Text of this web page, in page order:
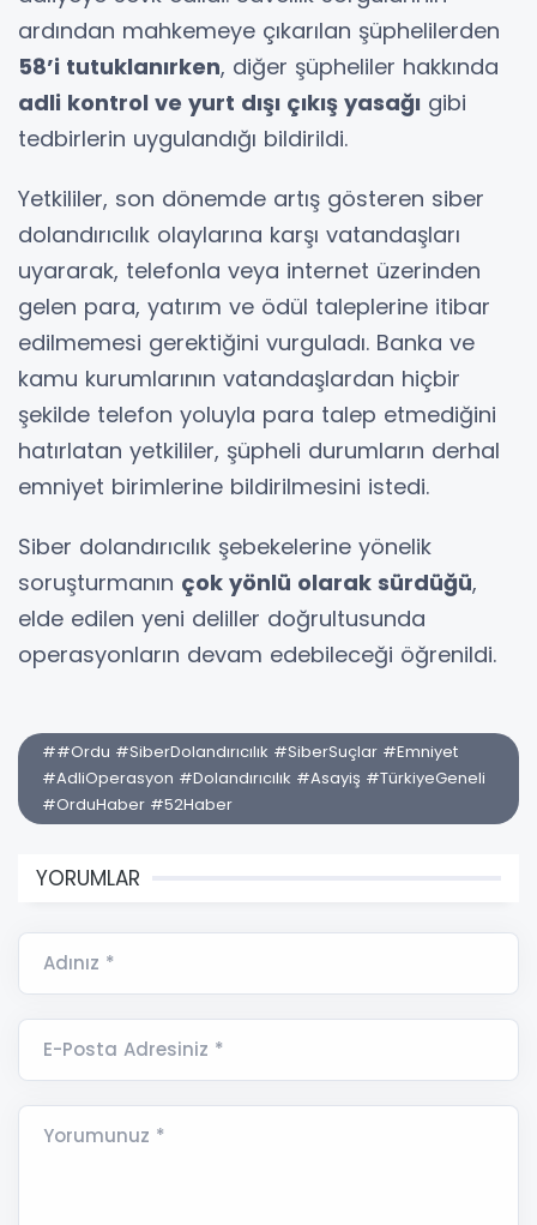
ardından mahkemeye çıkarılan şüphelilerden
58’i tutuklanırken, diğer şüpheliler hakkında
adli kontrol ve yurt dışı çıkış yasağı gibi
tedbirlerin uygulandığı bildirildi.
Yetkililer, son dönemde artış gösteren siber
dolandırıcılık olaylarına karşı vatandaşları
uyararak, telefonla veya internet üzerinden
gelen para, yatırım ve ödül taleplerine itibar
edilmemesi gerektiğini vurguladı. Banka ve
kamu kurumlarının vatandaşlardan hiçbir
şekilde telefon yoluyla para talep etmediğini
hatırlatan yetkililer, şüpheli durumların derhal
emniyet birimlerine bildirilmesini istedi.
Siber dolandırıcılık şebekelerine yönelik
soruşturmanın çok yönlü olarak sürdüğü,
elde edilen yeni deliller doğrultusunda
operasyonların devam edebileceği öğrenildi.
##Ordu #SiberDolandırıcılık #SiberSuçlar #Emniyet
#AdliOperasyon #Dolandırıcılık #Asayiş #TürkiyeGeneli
#OrduHaber #52Haber
YORUMLAR
Adınız *
E-Posta Adresiniz *
Yorumunuz *